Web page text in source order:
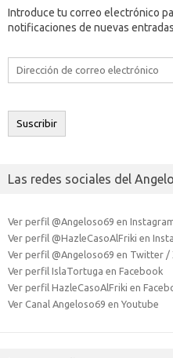
Introduce tu correo electrónico
notificaciones de nuevas
Dirección
electrónico
Suscribir
Las redes sociales del
Ver perfil @Angeloso69 en
Ver perfil @HazleCasoAlFriki en
Ver perfil @Angeloso69 en Twitter /
Ver perfil IslaTortuga en Facebook
Ver perfil HazleCasoAlFriki en
Ver Canal Angeloso69 en Youtube